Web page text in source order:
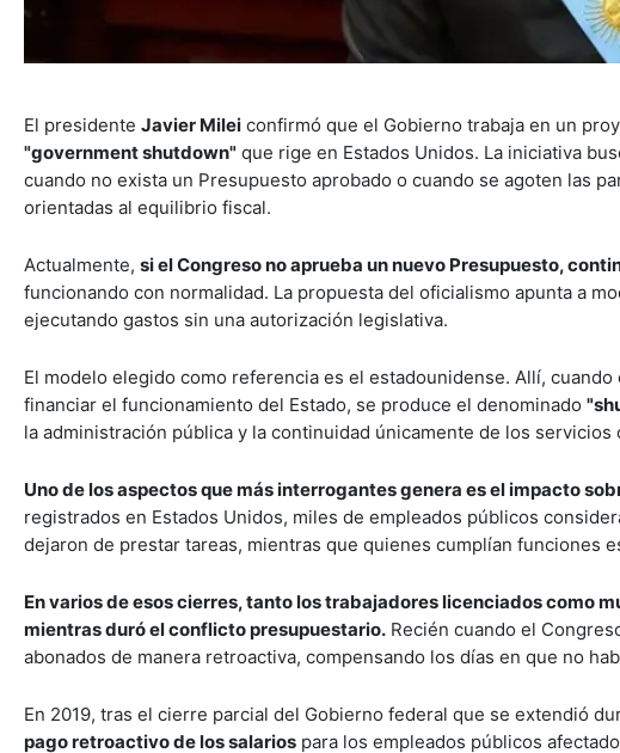
El presidente Javier Milei confirmó que el Gobierno trabaja en un
"government shutdown" que rige en Estados Unidos. La iniciativa
cuando no exista un Presupuesto aprobado o cuando se agoten las
orientadas al equilibrio fiscal.
Actualmente, si el Congreso no aprueba un nuevo Presupuesto,
funcionando con normalidad. La propuesta del oficialismo apunta a
ejecutando gastos sin una autorización legislativa.
El modelo elegido como referencia es el estadounidense. Allí,
financiar el funcionamiento del Estado, se produce el denominado
la administración pública y la continuidad únicamente de los servicios
Uno de los aspectos que más interrogantes genera es el impacto
registrados en Estados Unidos, miles de empleados públicos
dejaron de prestar tareas, mientras que quienes cumplían funciones
En varios de esos cierres, tanto los trabajadores licenciados como
mientras duró el conflicto presupuestario. Recién cuando el
abonados de manera retroactiva, compensando los días en que no
En 2019, tras el cierre parcial del Gobierno federal que se extendió
pago retroactivo de los salarios para los empleados públicos